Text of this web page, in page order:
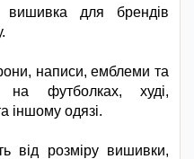
вишивка для брендів
написи, емблеми та
на футболках, худі,
іншому одязі.
від розміру вишивки,